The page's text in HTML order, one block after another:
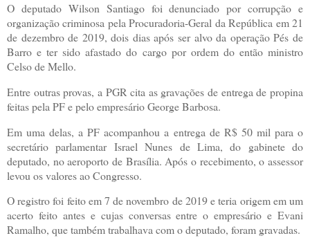
O deputado Wilson Santiago foi denunciado por corrupção e
organização criminosa pela Procuradoria-Geral da República em 21
de dezembro de 2019, dois dias após ser alvo da operação Pés de
Barro e ter sido afastado do cargo por ordem do então ministro
Celso de Mello.
Entre outras provas, a PGR cita as gravações de entrega de propina
feitas pela PF e pelo empresário George Barbosa.
Em uma delas, a PF acompanhou a entrega de R$ 50 mil para o
secretário parlamentar Israel Nunes de Lima, do gabinete do
deputado, no aeroporto de Brasília. Após o recebimento, o assessor
levou os valores ao Congresso.
O registro foi feito em 7 de novembro de 2019 e teria origem em um
acerto feito antes e cujas conversas entre o empresário e Evani
Ramalho, que também trabalhava com o deputado, foram gravadas.